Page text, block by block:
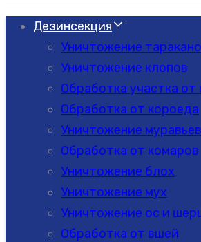
Дезинсекция
Уничтожение
Уничтожение клопов
Обработка участка от
Обработка от короеда
Уничтожение муравьев
Обработка от комаров
Уничтожение блох
Уничтожение мух
Уничтожение ос и
Обработка от вшей